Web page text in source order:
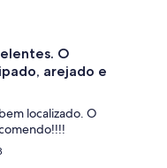
O
arejado e
localizado. O